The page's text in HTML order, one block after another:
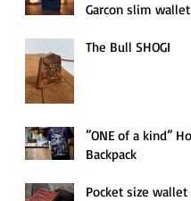
Garcon slim wallet
The Bull SHOGI
”ONE of a kind” Hobo
Backpack
Pocket size wallet